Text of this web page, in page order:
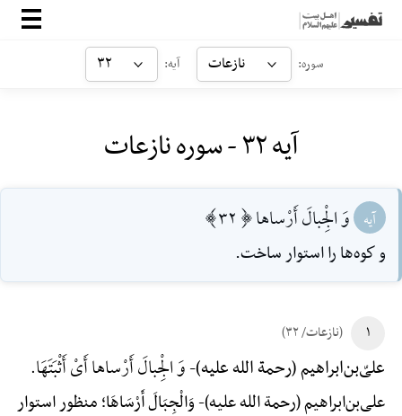
صفحه‌اصلی
ارتباط با ما
سوره: نازعات آیه: ۳۲
آیه ۳۲ - سوره نازعات
آیه وَ الْجِبالَ أَرْساها [32]
و كوه‌ها را استوار ساخت.
۱ (نازعات/ ۳۲)
علیّ‌بن‌ابراهیم (رحمة الله علیه)-وَ الْجِبالَ أَرْساها أَیْ أَثْبَتَهَا.
علی‌بن‌ابراهیم (رحمة الله علیه)-وَالْجِبَالَ أَرْسَاهَا؛ منظور استوار